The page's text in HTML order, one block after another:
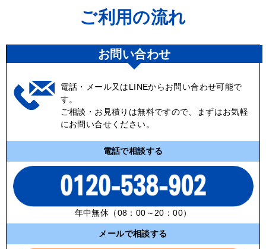
ご利用の流れ
お問い合わせ
電話・メール又はLINEからお問い合わせ可能で
す。
ご相談・お見積りは無料ですので、まずはお気軽
にお問い合せください。
電話で相談する
年中無休（08：00～20：00）
メールで相談する